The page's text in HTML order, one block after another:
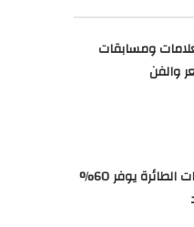
ومسابقات
والفن
تصميم مبتكر لمحركات الطائرة يوفر 60%